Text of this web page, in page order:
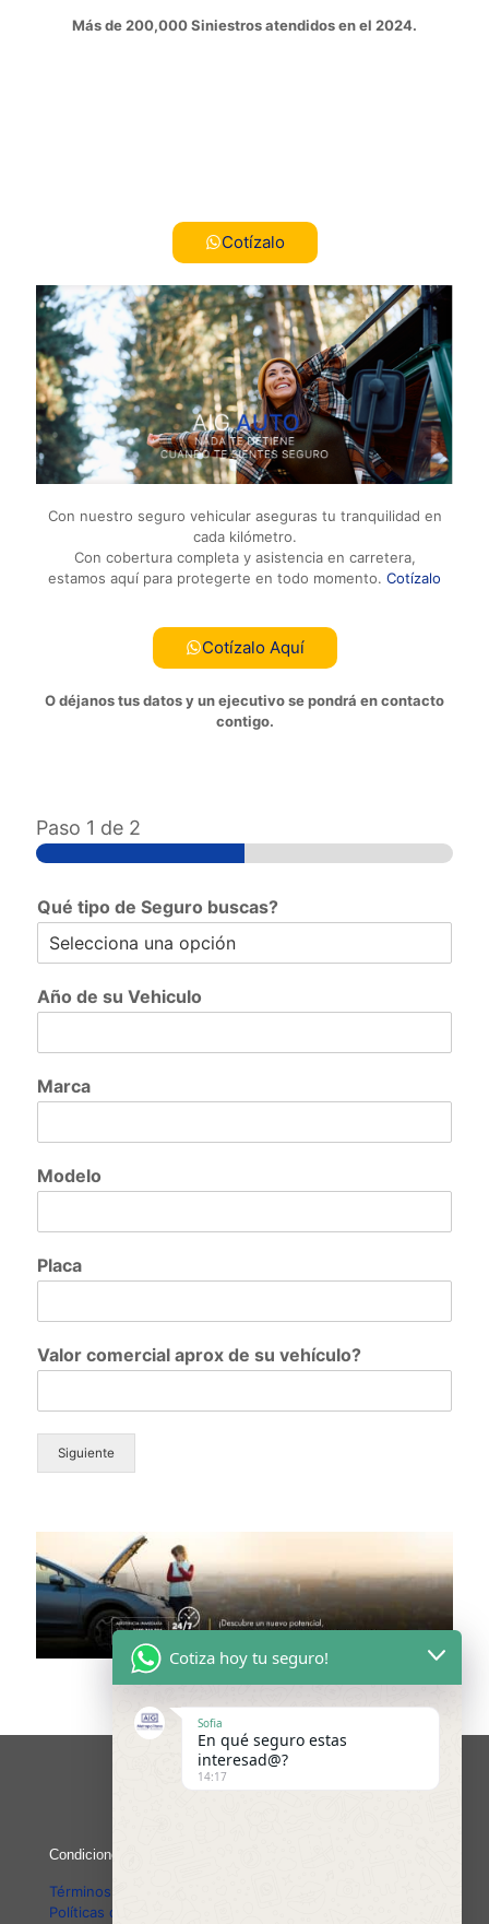
Más de 200,000 Siniestros atendidos en el 2024.
Cotízalo
Con nuestro seguro vehicular aseguras tu tranquilidad en
cada kilómetro.
Con cobertura completa y asistencia en carretera,
estamos aquí para protegerte en todo momento. Cotízalo
Cotízalo Aquí
O déjanos tus datos y un ejecutivo se pondrá en contacto
contigo.
Paso 1 de 2
Qué tipo de Seguro buscas?
Año de su Vehiculo
Marca
Modelo
Placa
Valor comercial aprox de su vehículo?
Siguiente
Condiciones legales del sitio web
Términos y Condiciones
Políticas de Privacidad
Cotiza hoy tu seguro!
Sofia
En qué seguro estas
interesad@?
14:17